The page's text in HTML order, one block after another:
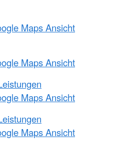
Maps Ansicht
Maps Ansicht
Maps Ansicht
Maps Ansicht